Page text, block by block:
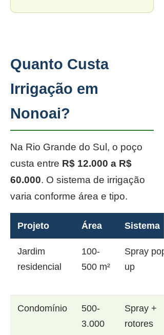
Quanto Custa
Irrigação em
Nonoai?
Na Rio Grande do Sul, o poço
custa entre R$ 12.000 a R$
60.000. O sistema de irrigação
varia conforme área e tipo.
Projeto Área Sistema
Jardim
residencial
100-
500 m²
Spray pop-
up
Condomínio
500-
3.000
Spray +
rotores